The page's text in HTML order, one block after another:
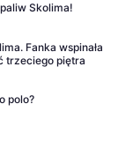
Skolima!
Fanka wspinała
trzeciego piętra
polo?